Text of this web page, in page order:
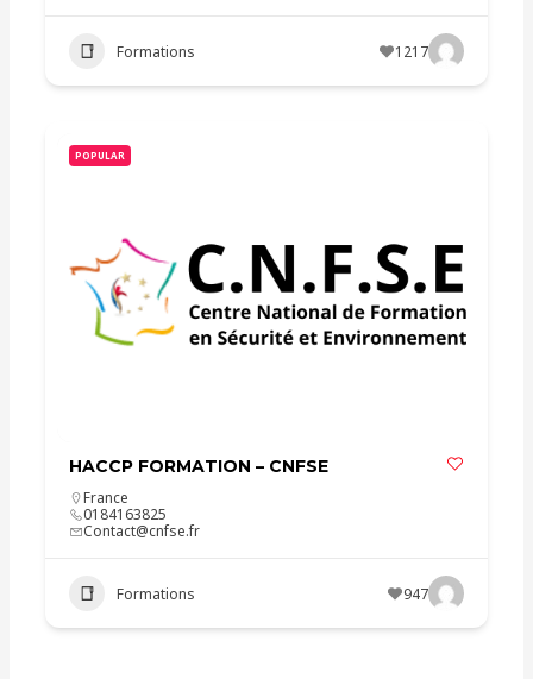
Formations 1217
POPULAR
HACCP FORMATION – CNFSE
France
0184163825
Contact@cnfse.fr
Formations 947